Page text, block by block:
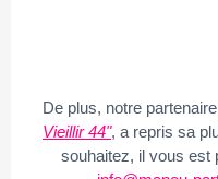
De plus, notre
Vieillir 44", a repris sa
souhaitez, il vous est